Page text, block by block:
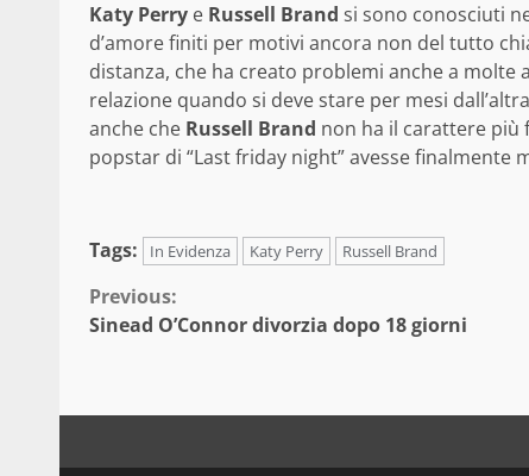
Katy Perry e Russell Brand si sono conosciuti
d’amore finiti per motivi ancora non del tutto
distanza, che ha creato problemi anche a
relazione quando si deve stare per mesi
anche che Russell Brand non ha il carattere più
popstar di “Last friday night” avesse finalmente
Tags: In Evidenza Katy Perry Russell Brand
Continue
Previous:
Sinead O’Connor divorzia dopo 18 giorni